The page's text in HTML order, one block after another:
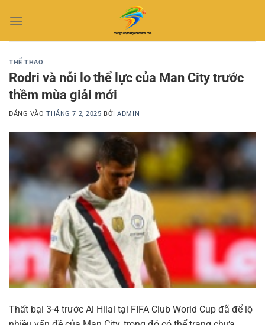
qua
THỂ THAO
Rodri và nỗi lo thể lực của Man City trước
thềm mùa giải mới
ĐĂNG VÀOTHÁNG 7 2, 2025 BỞIADMIN
Thất bại 3-4 trước Al Hilal tại FIFA Club World Cup đã để lộ